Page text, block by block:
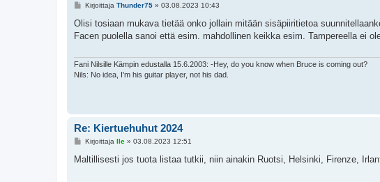
V
e
t
Kirjoittaja Thunder75» 03.08.2023 10:43
Olisi tosiaan mukava tietää onko jollain mitään sisäpiiritietoa
Facen puolella sanoi että esim. mahdollinen keikka esim. Tampereella ei
Fani Nilsille Kämpin edustalla 15.6.2003: -Hey, do you know when Bruce is coming out?
Nils: No idea, I'm his guitar player, not his dad.
Re: Kiertuehuhut 2024
V
e
Kirjoittaja Ile» 03.08.2023 12:51
Maltillisesti jos tuota listaa tutkii, niin ainakin Ruotsi, Helsinki, Firenze,